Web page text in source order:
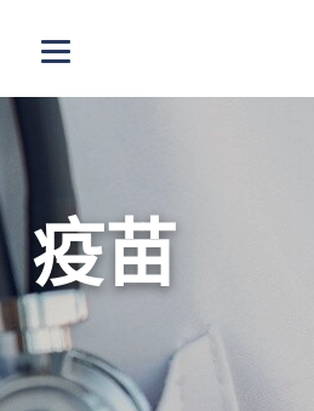
打開選單
疫苗